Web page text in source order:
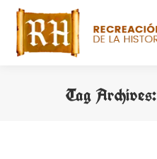
Tag Archives: